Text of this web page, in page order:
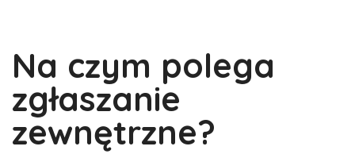
Na czym polega
zgłaszanie
zewnętrzne?